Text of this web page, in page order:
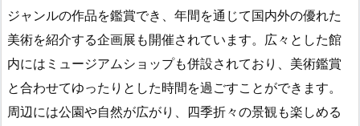
ジャンルの作品を鑑賞でき、年間を通じて国内外の優れた
美術を紹介する企画展も開催されています。広々とした館
内にはミュージアムショップも併設されており、美術鑑賞
と合わせてゆったりとした時間を過ごすことができます。
周辺には公園や自然が広がり、四季折々の景観も楽しめる